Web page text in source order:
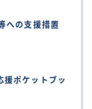
への支援措置
援ポケットブッ